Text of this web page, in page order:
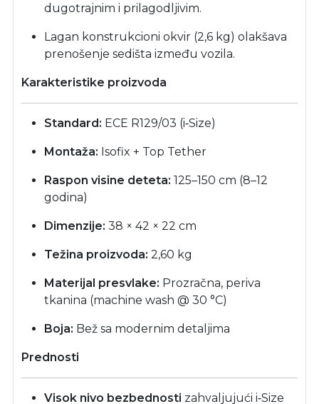
dugotrajnim i prilagodljivim.
Lagan konstrukcioni okvir (2,6 kg) olakšava
prenošenje sedišta između vozila.
Karakteristike proizvoda
Standard: ECE R129/03 (i‑Size)
Montaža: Isofix + Top Tether
Raspon visine deteta: 125–150 cm (8–12
godina)
Dimenzije: 38 × 42 × 22 cm
Težina proizvoda: 2,60 kg
Materijal presvlake: Prozračna, periva
tkanina (machine wash @ 30 °C)
Boja: Bež sa modernim detaljima
Prednosti
Visok nivo bezbednosti zahvaljujući i‑Size